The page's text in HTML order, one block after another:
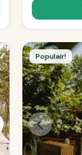
Populair!